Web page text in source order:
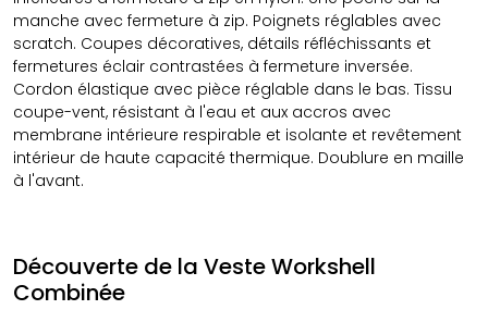
manche avec fermeture à zip. Poignets réglables avec
scratch. Coupes décoratives, détails réfléchissants et
fermetures éclair contrastées à fermeture inversée.
Cordon élastique avec pièce réglable dans le bas. Tissu
coupe-vent, résistant à l'eau et aux accros avec
membrane intérieure respirable et isolante et revêtement
intérieur de haute capacité thermique. Doublure en maille
à l'avant.
Découverte de la Veste Workshell
Combinée